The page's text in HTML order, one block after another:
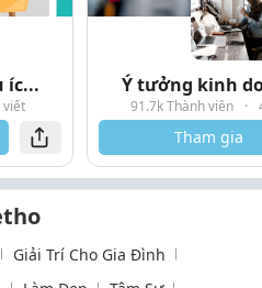
íc...
viết
Ý tưởng kinh
91.7k Thành viên ·
Tham gia
Giải Trí Cho Gia Đình